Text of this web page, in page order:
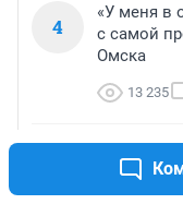
4
«У меня в
с самой
Омска
13 235
растет
это не